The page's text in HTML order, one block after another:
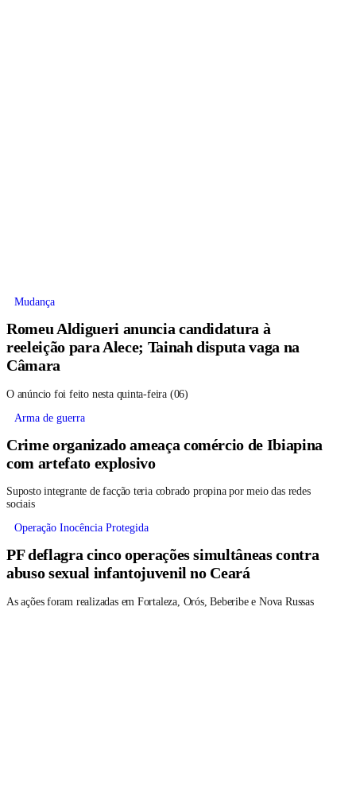
Mudança
Romeu Aldigueri anuncia candidatura à
reeleição para Alece; Tainah disputa vaga na
Câmara
O anúncio foi feito nesta quinta-feira (06)
Arma de guerra
Crime organizado ameaça comércio de Ibiapina
com artefato explosivo
Suposto integrante de facção teria cobrado propina por meio das redes
sociais
Operação Inocência Protegida
PF deflagra cinco operações simultâneas contra
abuso sexual infantojuvenil no Ceará
As ações foram realizadas em Fortaleza, Orós, Beberibe e Nova Russas